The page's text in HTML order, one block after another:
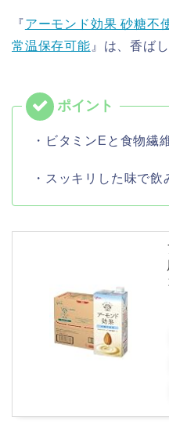
『アーモンド効果 砂糖不
常温保存可能 』は、香ば
・ビタミンEと食物繊
・スッキリした味で飲